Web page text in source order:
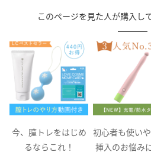
このページを見た人が購入し
初心者も使いやすい♪
挿入のお悩みに大活
デリケートゾ
付いた黒ずみ